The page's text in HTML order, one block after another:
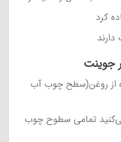
کرد
جوینت
از روغن(سطح چوب آب
تمامی سطوح چوب